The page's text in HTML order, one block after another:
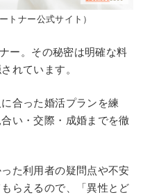
トナー公式サイト）
ー。その秘密は明確な料
れています。
合った婚活プランを練
い・交際・成婚までを徹
た利用者の疑問点や不安
らえるので、「異性とど